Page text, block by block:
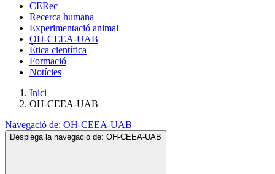
CERec
Recerca humana
Experimentació animal
OH-CEEA-UAB
Ètica científica
Formació
Notícies
Inici
OH-CEEA-UAB
Navegació de: OH-CEEA-UAB
Desplega la navegació de: OH-CEEA-UAB